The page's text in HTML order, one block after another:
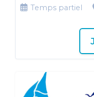
Temps partiel